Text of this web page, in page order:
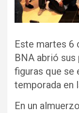
Este martes 6
BNA abrió
figuras que se
temporada en
En un